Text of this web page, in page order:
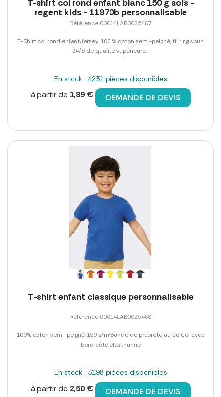
T-shirt col rond enfant blanc 150 g sol's -
regent kids - 11970b personnalisable
Référence 00014LAB0025487
T-Shirt col rond enfantJersey 100 % coton semi-peigné, fil ring spun
24/S de qualité supérieure,...
En stock : 4231 pièces disponibles
à partir de 1,89 € DEMANDE DE DEVIS
T-shirt enfant classique personnalisable
Référence 00014LAB0025488
100% coton semi-peigné 150 g/m²Bande de propreté au colCol avec
bord côte élasthanne
En stock : 3198 pièces disponibles
à partir de 2,50 € DEMANDE DE DEVIS